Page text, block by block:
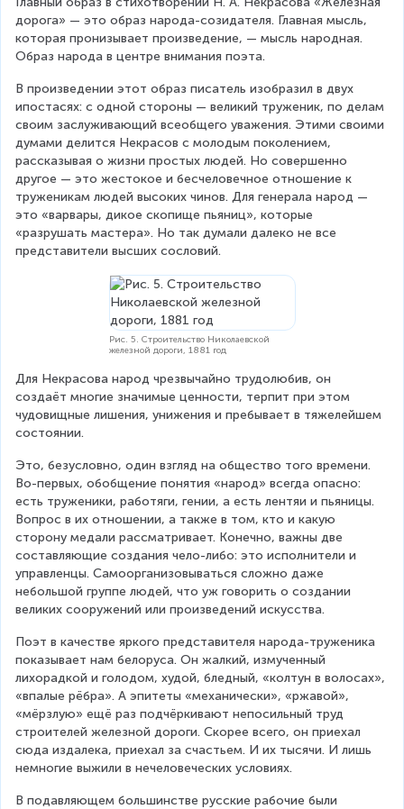
дорога» — это образ народа-созидателя. Главная мысль,
которая пронизывает произведение, — мысль народная.
Образ народа в центре внимания поэта.
В произведении этот образ писатель изобразил в двух
ипостасях: с одной стороны — великий труженик, по делам
своим заслуживающий всеобщего уважения. Этими своими
думами делится Некрасов с молодым поколением,
рассказывая о жизни простых людей. Но совершенно
другое — это жестокое и бесчеловечное отношение к
труженикам людей высоких чинов. Для генерала народ —
это «варвары, дикое скопище пьяниц», которые
«разрушать мастера». Но так думали далеко не все
представители высших сословий.
Рис. 5. Строительство Николаевской
железной дороги, 1881 год
Для Некрасова народ чрезвычайно трудолюбив, он
создаёт многие значимые ценности, терпит при этом
чудовищные лишения, унижения и пребывает в тяжелейшем
состоянии.
Это, безусловно, один взгляд на общество того времени.
Во-первых, обобщение понятия «народ» всегда опасно:
есть труженики, работяги, гении, а есть лентяи и пьяницы.
Вопрос в их отношении, а также в том, кто и какую
сторону медали рассматривает. Конечно, важны две
составляющие создания чело-либо: это исполнители и
управленцы. Самоорганизовываться сложно даже
небольшой группе людей, что уж говорить о создании
великих сооружений или произведений искусства.
Поэт в качестве яркого представителя народа-труженика
показывает нам белоруса. Он жалкий, измученный
лихорадкой и голодом, худой, бледный, «колтун в волосах»,
«впалые рёбра». А эпитеты «механически», «ржавой»,
«мёрзлую» ещё раз подчёркивают непосильный труд
строителей железной дороги. Скорее всего, он приехал
сюда издалека, приехал за счастьем. И их тысячи. И лишь
немногие выжили в нечеловеческих условиях.
В подавляющем большинстве русские рабочие были